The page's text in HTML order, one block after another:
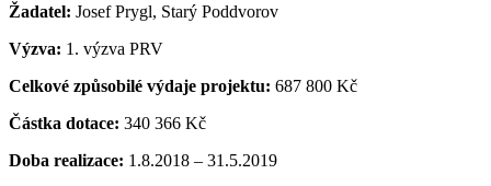
Žadatel: Josef Prygl, Starý Poddvorov
Výzva: 1. výzva PRV
Celkové způsobilé výdaje projektu: 687 800 Kč
Částka dotace: 340 366 Kč
Doba realizace: 1.8.2018 – 31.5.2019